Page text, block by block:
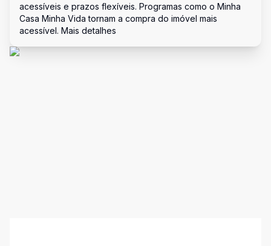
acessíveis e prazos flexíveis. Programas como o Minha
Casa Minha Vida tornam a compra do imóvel mais
acessível. Mais detalhes